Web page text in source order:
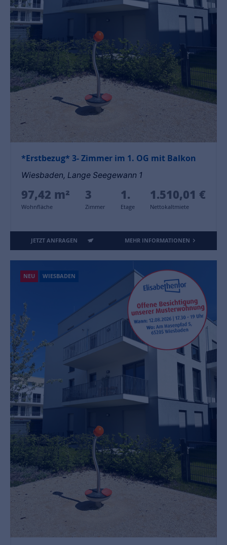
*Erstbezug* 3- Zimmer im 1. OG mit Balkon
Wiesbaden, Lange Seegewann 1
97,42 m²
Wohnfläche
3
Zimmer
1.
Etage
1.510,01 €
Nettokaltmiete
JETZT ANFRAGEN MEHR INFORMATIONEN
NEU WIESBADEN